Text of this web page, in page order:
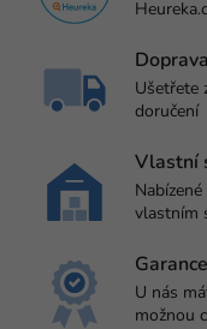
Ušetřete
doručení
Vlastní
vlastním
U nás
možnou